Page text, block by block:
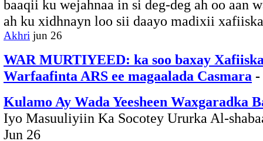
baaqii ku wejahnaa in si deg-deg ah oo aan
ah ku xidhnayn loo sii daayo madixii
Akhri jun 26
WAR MURTIYEED: ka soo baxay
Warfaafinta ARS ee magaalada Casmara -
Kulamo Ay Wada Yeesheen Waxgaradka
Iyo Masuuliyiin Ka Socotey Ururka Al-
Jun 26